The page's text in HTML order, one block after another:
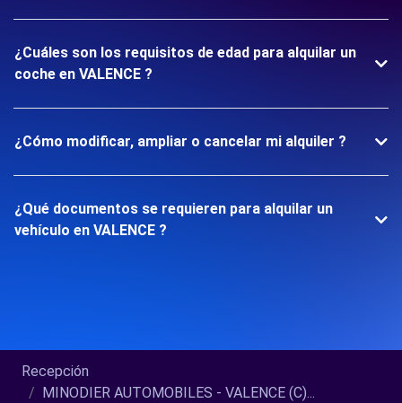
¿Cuáles son los requisitos de edad para alquilar un
coche en VALENCE ?
¿Cómo modificar, ampliar o cancelar mi alquiler ?
¿Qué documentos se requieren para alquilar un
vehículo en VALENCE ?
Recepción
MINODIER AUTOMOBILES - VALENCE (C)...